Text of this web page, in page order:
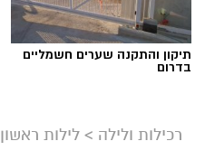
תיקון והתקנה שערים חשמליים
בדרום
רכילות ולילה > לילות ראשון